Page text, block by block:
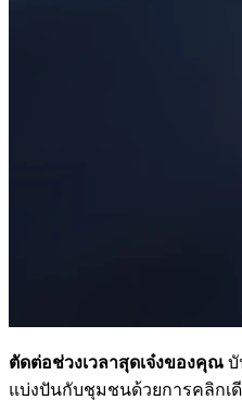
ตัดต่อช่วงเวลาสุดเจ๋งของคุณ บั
แบ่งปันกับชุมชนด้วยการคลิกเ